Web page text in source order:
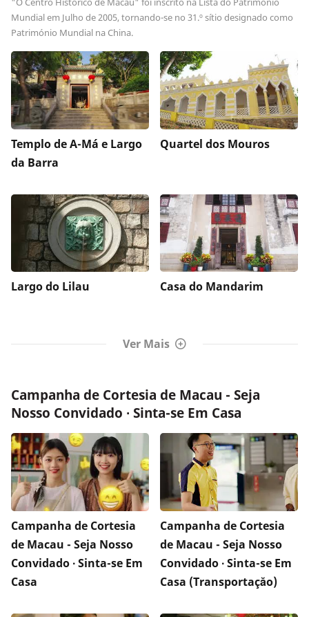
Mundial em Julho de 2005, tornando-se no 31.º sítio designado como
Património Mundial na China.
Templo de A-Má e Largo
da Barra
Quartel dos Mouros
Largo do Lilau Casa do Mandarim
Ver Mais
Campanha de Cortesia de Macau - Seja
Nosso Convidado ∙ Sinta-se Em Casa
Campanha de Cortesia
de Macau - Seja Nosso
Convidado ∙ Sinta-se Em
Casa
Campanha de Cortesia
de Macau - Seja Nosso
Convidado ∙ Sinta-se Em
Casa (Transportaçăo)